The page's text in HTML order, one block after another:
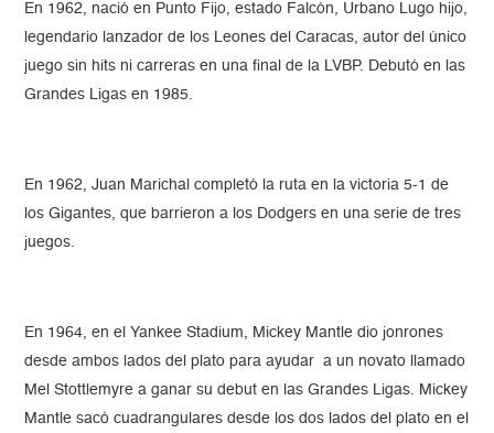
En 1962, nació en Punto Fijo, estado Falcón, Urbano Lugo hijo,
legendario lanzador de los Leones del Caracas, autor del único
juego sin hits ni carreras en una final de la LVBP. Debutó en las
Grandes Ligas en 1985.
En 1962, Juan Marichal completó la ruta en la victoria 5-1 de
los Gigantes, que barrieron a los Dodgers en una serie de tres
juegos.
En 1964, en el Yankee Stadium, Mickey Mantle dio jonrones
desde ambos lados del plato para ayudar a un novato llamado
Mel Stottlemyre a ganar su debut en las Grandes Ligas. Mickey
Mantle sacó cuadrangulares desde los dos lados del plato en el